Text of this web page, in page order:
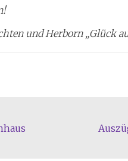
und Herborn „Glück